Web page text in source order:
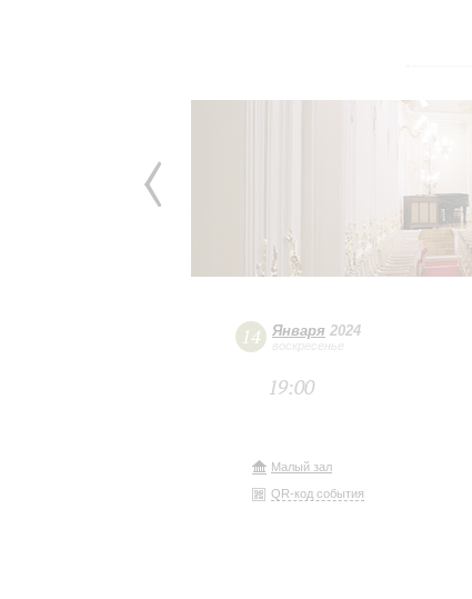
14 Января 2024
воскресенье
19:00
Малый зал
QR-код события